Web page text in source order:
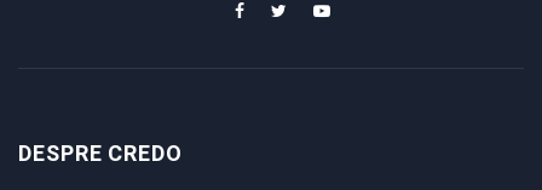
DESPRE CREDO